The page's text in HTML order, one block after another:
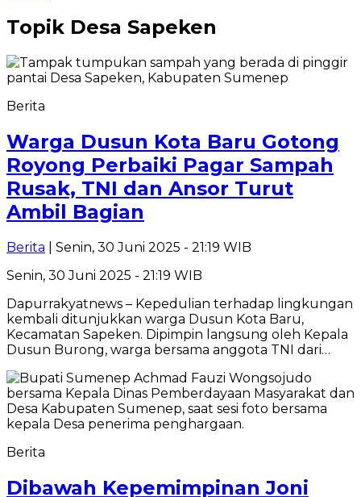
Topik Desa Sapeken
Berita
Warga Dusun Kota Baru Gotong
Royong Perbaiki Pagar Sampah
Rusak, TNI dan Ansor Turut
Ambil Bagian
Berita | Senin, 30 Juni 2025 - 21:19 WIB
Senin, 30 Juni 2025 - 21:19 WIB
Dapurrakyatnews – Kepedulian terhadap lingkungan
kembali ditunjukkan warga Dusun Kota Baru,
Kecamatan Sapeken. Dipimpin langsung oleh Kepala
Dusun Burong, warga bersama anggota TNI dari…
Berita
Dibawah Kepemimpinan Joni